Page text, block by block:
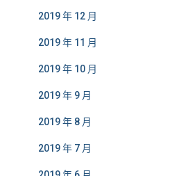
2019 年 12 月
2019 年 11 月
2019 年 10 月
2019 年 9 月
2019 年 8 月
2019 年 7 月